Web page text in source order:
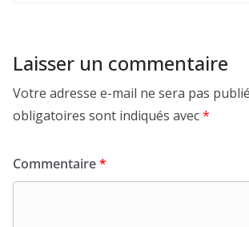
Laisser un commentaire
Votre adresse e-mail ne sera pas
obligatoires sont indiqués avec*
Commentaire*